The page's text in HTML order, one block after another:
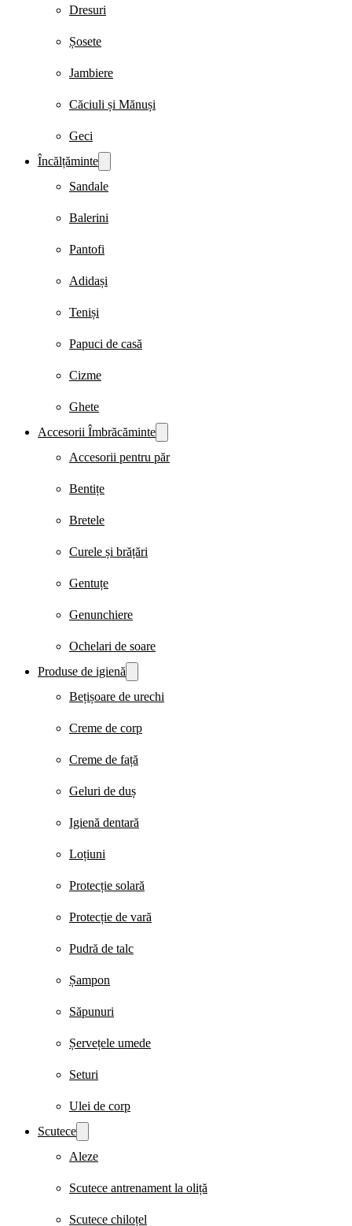
Dresuri
Șosete
Jambiere
Căciuli și Mănuși
Geci
Încălțăminte
Sandale
Balerini
Pantofi
Adidași
Teniși
Papuci de casă
Cizme
Ghete
Accesorii Îmbrăcăminte
Accesorii pentru păr
Bentițe
Bretele
Curele și brățări
Gentuțe
Genunchiere
Ochelari de soare
Produse de igienă
Bețișoare de urechi
Creme de corp
Creme de față
Geluri de duș
Igienă dentară
Loțiuni
Protecție solară
Protecție de vară
Pudră de talc
Șampon
Săpunuri
Șervețele umede
Seturi
Ulei de corp
Scutece
Aleze
Scutece antrenament la oliță
Scutece chiloțel